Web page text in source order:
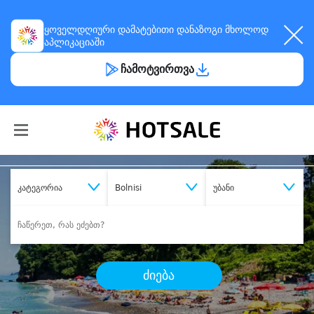
ყოველდღიური დამატებითი დანაზოგი მხოლოდ
აპლიკაციაში
ჩამოტვირთვა
კატეგორია Bolnisi უბანი
ძიება
შეიძინესასურველი მომსახურება